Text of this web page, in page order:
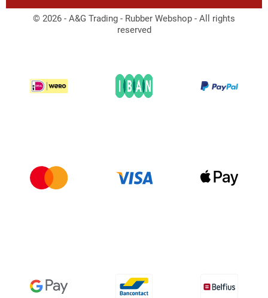
© 2026 - A&G Trading - Rubber Webshop - All rights
reserved